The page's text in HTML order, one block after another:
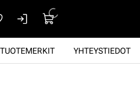
YHTEYSTIEDOT
TUOTEMERKIT